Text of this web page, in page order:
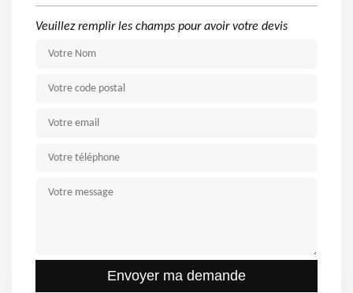
Veuillez remplir les champs pour avoir votre devis